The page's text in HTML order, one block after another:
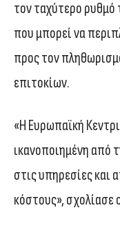
τον ταχύτερο ρυθμό
που μπορεί να
προς τον
επιτοκίων.
«Η Ευρωπαϊκή
ικανοποιημένη από
στις υπηρεσίες και
κόστους», σχολίασε